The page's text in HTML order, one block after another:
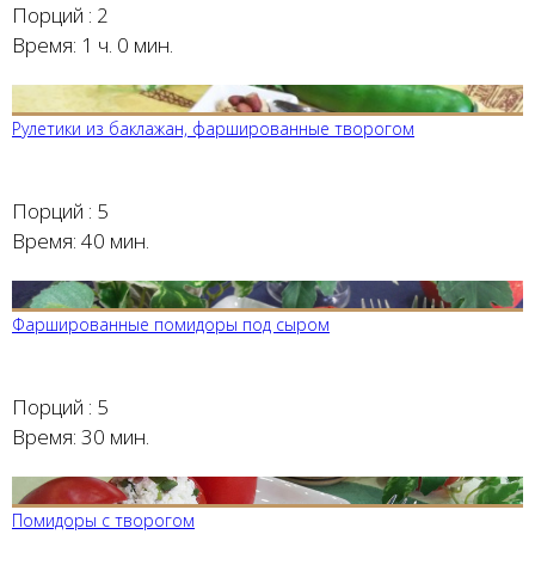
Порций : 2
Время: 1 ч. 0 мин.
Рулетики из баклажан, фаршированные творогом
Порций : 5
Время: 40 мин.
Фаршированные помидоры под сыром
Порций : 5
Время: 30 мин.
Помидоры с творогом